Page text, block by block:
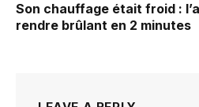
Son chauffage était froid :
rendre brûlant en 2 minutes